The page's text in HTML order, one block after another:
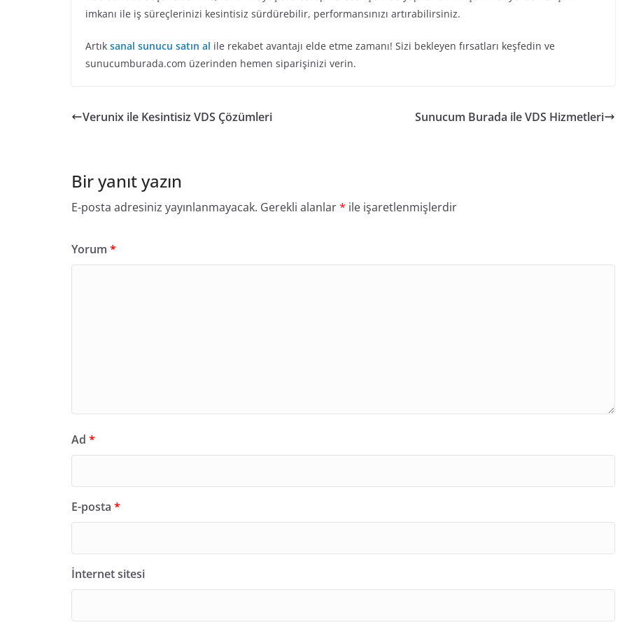
imkanı ile iş süreçlerinizi kesintisiz sürdürebilir, performansınızı artırabilirsiniz.
Artık sanal sunucu satın al ile rekabet avantajı elde etme zamanı! Sizi bekleyen fırsatları keşfedin ve
sunucumburada.com üzerinden hemen siparişinizi verin.
Verunix ile Kesintisiz VDS Çözümleri Sunucum Burada ile VDS Hizmetleri
Bir yanıt yazın
E-posta adresiniz yayınlanmayacak. Gerekli alanlar* ile işaretlenmişlerdir
Yorum *
Ad *
E-posta *
İnternet sitesi